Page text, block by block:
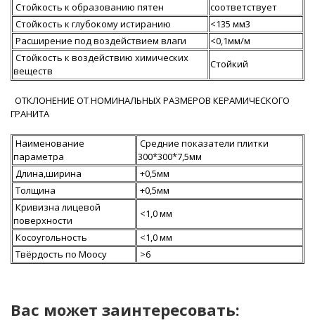
Стойкость к образованию пятен
соответствует
Стойкость к глубокому истиранию
<135 мм3
Расширение под воздействием влаги
<0,1мм/м
Стойкость к воздействию химических
веществ
Стойкий
ОТКЛОНЕНИЕ ОТ НОМИНАЛЬНЫХ РАЗМЕРОВ КЕРАМИЧЕСКОГО
ГРАНИТА
Наименование
параметра
Средние показатели плитки
300*300*7,5мм
Длина,ширина
+0,5мм
Толщина
+0,5мм
Кривизна лицевой
поверхности
<1,0 мм
Косоугольность
<1,0 мм
Твёрдость по Моосу
>6
Вас может заинтересовать: